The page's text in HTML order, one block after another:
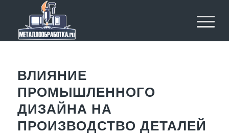
ВЛИЯНИЕ
ПРОМЫШЛЕННОГО
ДИЗАЙНА НА
ПРОИЗВОДСТВО ДЕТАЛЕЙ